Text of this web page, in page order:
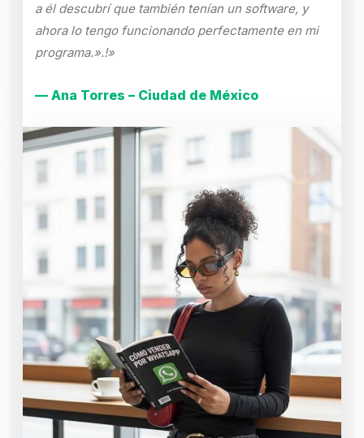
a él descubrí que también tenían un software, y
ahora lo tengo funcionando perfectamente en mi
programa.».!»
— Ana Torres – Ciudad de México